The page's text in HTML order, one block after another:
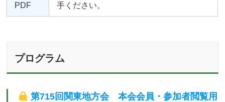
PDF
手ください。
プログラム
第715回関東地方会 本会会員・参加者閲覧用